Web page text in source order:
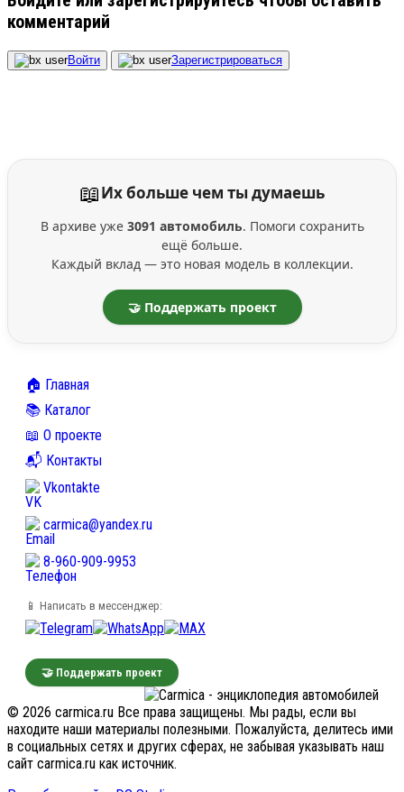
комментарий
Войти Зарегистрироваться
📖Их больше чем ты думаешь
В архиве уже 3091 автомобиль. Помоги сохранить
ещё больше.
Каждый вклад — это новая модель в коллекции.
🤝 Поддержать проект
🏠 Главная
📚 Каталог
📖 О проекте
📬 Контакты
Vkontakte
carmica@yandex.ru
8-960-909-9953
📱 Написать в мессенджер:
🤝 Поддержать проект
© 2026 carmica.ru Все права защищены. Мы рады, если вы
находите наши материалы полезными. Пожалуйста, делитесь ими
в социальных сетях и других сферах, не забывая указывать наш
сайт carmica.ru как источник.